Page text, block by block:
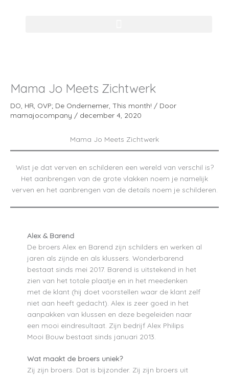
Mama Jo Meets Zichtwerk
DO HR OVP; De Ondernemer This month! / Door
mamajocompany / december 4, 2020
Mama Jo Meets Zichtwerk
Wist je dat verven en schilderen een wereld van verschil is?
Het aanbrengen van de grote vlakken noem je namelijk
verven en het aanbrengen van de details noem je schilderen.
Alex & Barend
De broers Alex en Barend zijn schilders en werken al
jaren als zijnde en als klussers. Wonderbarend
bestaat sinds mei 2017. Barend is uitstekend in het
zien van het totale plaatje en in het meedenken
met de klant (hij doet voorstellen waar de klant zelf
niet aan heeft gedacht). Alex is zeer goed in het
aanpakken van klussen en deze begeleiden naar
een mooi eindresultaat. Zijn bedrijf Alex Philips
Mooi Bouw bestaat sinds januari 2013.
Wat maakt de broers uniek?
Zij zijn broers. Dat is bijzonder. Zij zijn broers uit